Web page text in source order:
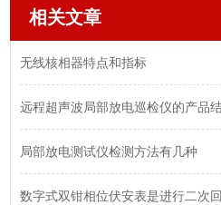
相关文章
无线核相器特点和指标
远程超声波局部放电巡检仪的产品
局部放电测试仪检测方法有几种
数字式双钳相位伏安表是进行二次